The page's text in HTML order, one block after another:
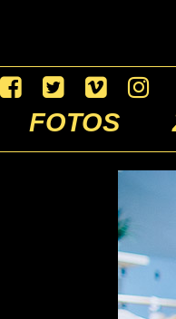
FOTOS